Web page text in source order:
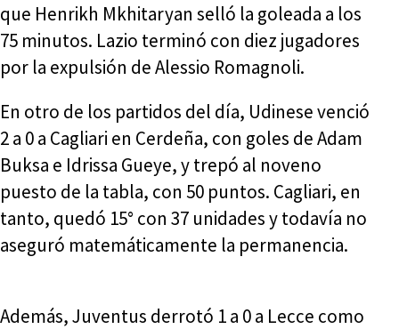
que Henrikh Mkhitaryan selló la goleada a los
75 minutos. Lazio terminó con diez jugadores
por la expulsión de Alessio Romagnoli.
En otro de los partidos del día, Udinese venció
2 a 0 a Cagliari en Cerdeña, con goles de Adam
Buksa e Idrissa Gueye, y trepó al noveno
puesto de la tabla, con 50 puntos. Cagliari, en
tanto, quedó 15° con 37 unidades y todavía no
aseguró matemáticamente la permanencia.
Además, Juventus derrotó 1 a 0 a Lecce como